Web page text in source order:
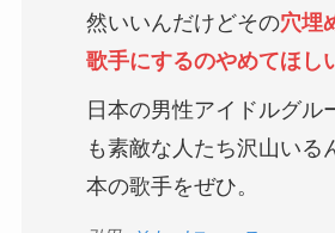
然いいんだけどその穴埋
歌手にするのやめてほし
日本の男性アイドルグル
も素敵な人たち沢山いる
本の歌手をぜひ。